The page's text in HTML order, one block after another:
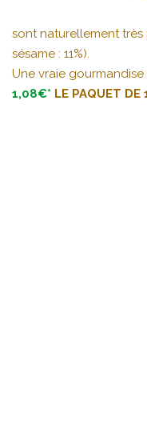
sont naturellement très
sésame : 11%).
Une vraie gourmandise
1,08€* LE PAQUET DE